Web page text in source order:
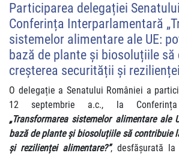
Participarea delegației
Conferința Interparlamentară
sistemelor alimentare ale UE:
bază de plante și biosoluțiile
creșterea securității și
O delegație a Senatului României a
12 septembrie a.c., la Conferința
„Transformarea sistemelor alimentare ale
bază de plante și biosoluțiile să contribuie
și rezilienței alimentare?”, desfășurată la